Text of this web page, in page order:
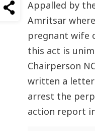
Appalled by
Amritsar
pregnant wife
this act is
Chairperson
written a letter
arrest the
action report